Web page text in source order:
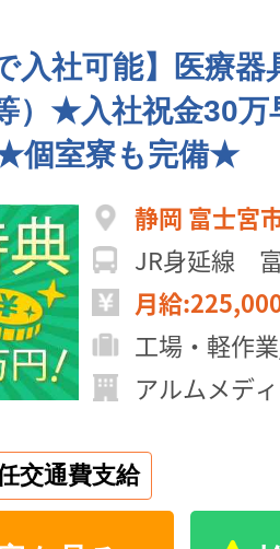
入社可能】医療
）★入社祝金30
個室寮も完備★
静岡 富士宮
JR身延線
月給
工場・軽作
アルムメデ
交通費支給